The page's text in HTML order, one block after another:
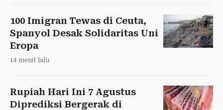
100 Imigran Tewas di Ceuta,
Spanyol Desak Solidaritas Uni
Eropa
14 menit lalu
Rupiah Hari Ini 7 Agustus
Diprediksi Bergerak di